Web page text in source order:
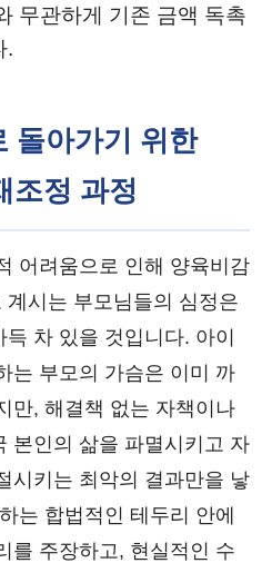
무관하게 기존 금액 독촉
.
돌아가기 위한
조정 과정
어려움으로 인해 양육비감
시는 부모님들의 심정은
차 있을 것입니다. 아이
는 부모의 가슴은 이미 까
만, 해결책 없는 자책이나
본인의 삶을 파멸시키고 자
시키는 최악의 결과만을 낳
는 합법적인 테두리 안에
를 주장하고, 현실적인 수